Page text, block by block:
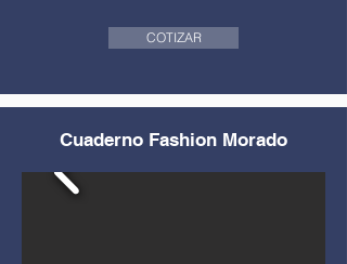
COTIZAR
Cuaderno Fashion Morado